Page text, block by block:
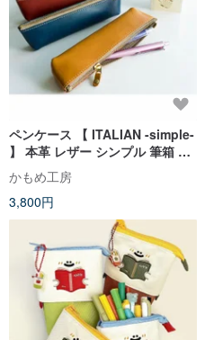
ペンケース 【 ITALIAN -simple-
】 本革 レザー シンプル 筆箱 コ
ンパクト 父の日 GH02K
かもめ工房
3,800円